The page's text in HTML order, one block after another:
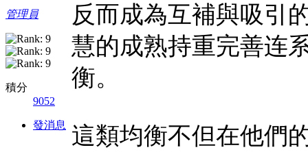
管理員
積分
9052
發消息
反而成為互補與吸引
慧的成熟持重完善连
衡。
這類均衡不但在他們